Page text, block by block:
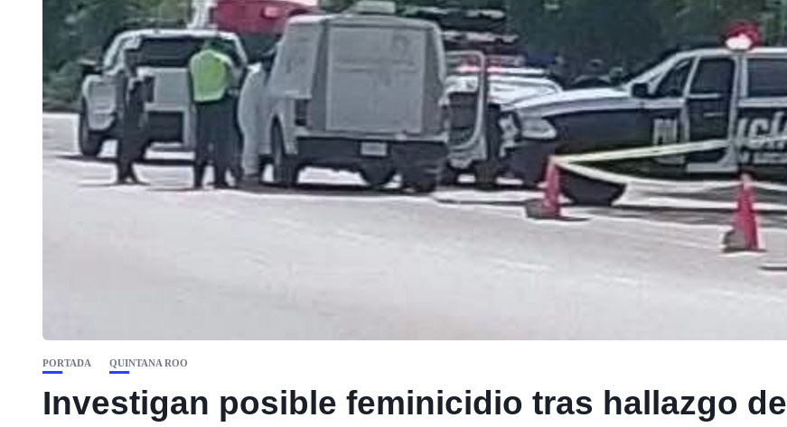
PORTADA QUINTANA ROO
Investigan posible feminicidio tras hallazgo del